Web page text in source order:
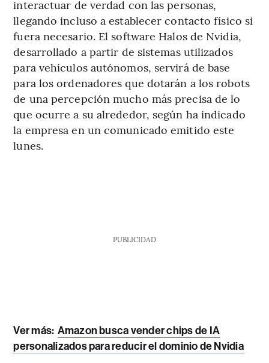
interactuar de verdad con las personas,
llegando incluso a establecer contacto físico si
fuera necesario. El software Halos de Nvidia,
desarrollado a partir de sistemas utilizados
para vehículos autónomos, servirá de base
para los ordenadores que dotarán a los robots
de una percepción mucho más precisa de lo
que ocurre a su alrededor, según ha indicado
la empresa en un comunicado emitido este
lunes.
PUBLICIDAD
Ver más: Amazon busca vender chips de IA
personalizados para reducir el dominio de Nvidia